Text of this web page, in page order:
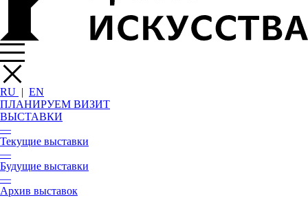
RU | EN
ПЛАНИРУЕМ ВИЗИТ
ВЫСТАВКИ
—
Текущие выставки
—
Будущие выставки
—
Архив выставок